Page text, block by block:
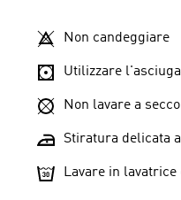
Non candeggiare
Utilizzare
Non lavare a secco
Stiratura delicata
Lavare in